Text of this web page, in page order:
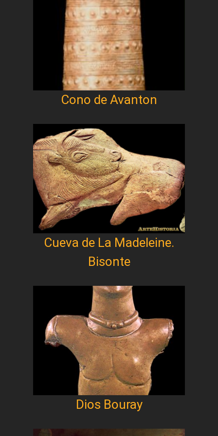
Cono de Avanton
Cueva de La Madeleine.
Bisonte
Dios Bouray